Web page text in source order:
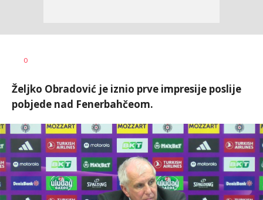
0
Željko Obradović je iznio prve impresije poslije
pobjede nad Fenerbahčeom.